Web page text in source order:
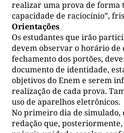
realizar uma prova de forma
capacidade de raciocínio”,
Orientações
Os estudantes que irão
devem observar o horário de
fechamento dos portões,
documento de identidade,
objetivos do Enem e serem
realização de cada prova.
uso de aparelhos eletrônicos.
No primeiro dia de simulado,
redação que,